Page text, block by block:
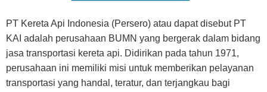
PT Kereta Api Indonesia (Persero) atau dapat disebut PT
KAI adalah perusahaan BUMN yang bergerak dalam bidang
jasa transportasi kereta api. Didirikan pada tahun 1971,
perusahaan ini memiliki misi untuk memberikan pelayanan
transportasi yang handal, teratur, dan terjangkau bagi